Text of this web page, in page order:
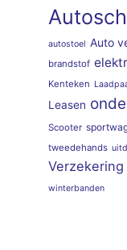
autostoel Auto
brandstof
Kenteken
Leasen
Scooter
tweedehands
Verzekering
winterbanden